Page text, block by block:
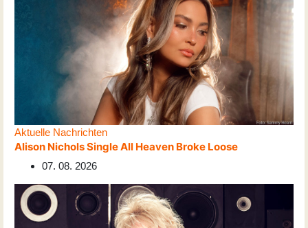
Aktuelle Nachrichten
Alison Nichols Single All Heaven Broke Loose
07. 08. 2026